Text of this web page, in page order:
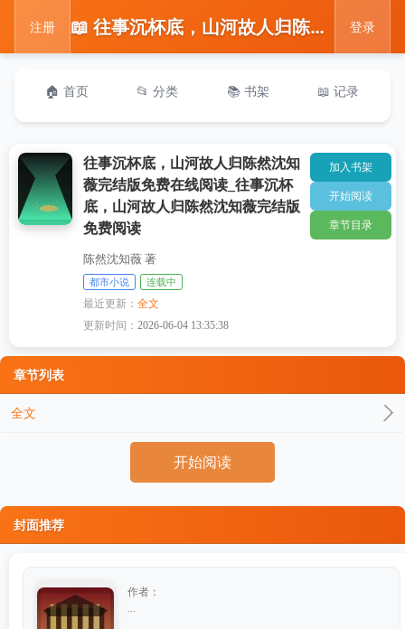
注册 📖 往事沉杯底，山河故人归陈然沈知薇完结版免费在线阅读_往事沉杯底，山河故人归陈然沈知薇完结版免费阅读 登录
🏠 首页 📂 分类 📚 书架 📖 记录
往事沉杯底，山河故人归陈然沈知
薇完结版免费在线阅读_往事沉杯
底，山河故人归陈然沈知薇完结版
免费阅读
陈然沈知薇 著
都市小说 连载中
最近更新：全文
更新时间：2026-06-04 13:35:38
加入书架
开始阅读
章节目录
章节列表
全文
开始阅读
封面推荐
作者：